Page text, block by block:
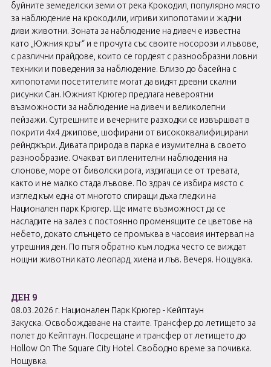
буйните земеделски земи от река Крокодил, популярно място
за наблюдение на крокодили, игриви хипопотами и жадни
диви животни. Зоната за наблюдение на дивеч е известна
като „Южния кръг“ и е прочута със своите носорози и лъвове,
с различни прайдове, които се гордеят с разнообразни ловни
техники и поведения за наблюдение. Близо до басейна с
хипопотами посетителите могат да видят древни скални
рисунки Сан. Южният Крюгер предлага невероятни
възможности за наблюдение на дивеч и великолепни
пейзажи. Сутрешните и вечерните разходки се извършват в
покрити 4x4 джипове, шофирани от висококвалифицирани
рейнджъри. Дивата природа в парка е изумителна в своето
разнообразие. Очакват ви пленителни наблюдения на
слонове, море от биволски рога, издигащи се от тревата,
както и не малко стада лъвове. По здрач се избира място с
изглед към една от многото спиращи дъха гледки на
Национален парк Крюгер. Ще имате възможност да се
насладите на залез с постоянно променящите се цветове на
небето, докато слънцето се промъква в часовия интервал на
утрешния ден. По пътя обратно към лоджа често се виждат
нощни животни като леопард, хиена и лъв. Вечеря. Нощувка.
ДЕН 9
08.03.2026 г. Национален Парк Крюгер - Кейптаун
Закуска. Освобождаване на стаите. Трансфер до летището за
полет до Кейптаун. Посрещане и трансфер от летището до
Hollow On The Square City Hotel. Свободно време за почивка.
Нощувка.